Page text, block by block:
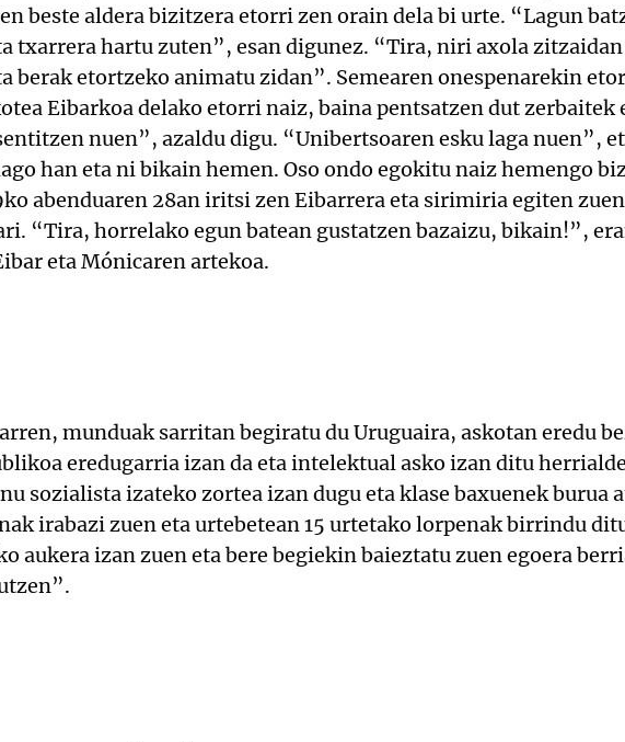
beste aldera bizitzera etorri zen orain dela bi urte. “Lagun
txarrera hartu zuten”, esan digunez. “Tira, niri axola
berak etortzeko animatu zidan”. Semearen onespenarekin
Eibarkoa delako etorri naiz, baina pentsatzen dut zerbaitek
nuen”, azaldu digu. “Unibertsoaren esku laga nuen”,
han eta ni bikain hemen. Oso ondo egokitu naiz hemengo
abenduaren 28an iritsi zen Eibarrera eta sirimiria egiten
“Tira, horrelako egun batean gustatzen bazaizu, bikain!”,
eta Mónicaren artekoa.
munduak sarritan begiratu du Uruguaira, askotan eredu
eredugarria izan da eta intelektual asko izan ditu
sozialista izateko zortea izan dugu eta klase baxuenek burua
irabazi zuen eta urtebetean 15 urtetako lorpenak birrindu
aukera izan zuen eta bere begiekin baieztatu zuen egoera